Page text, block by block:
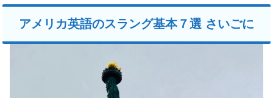
アメリカ英語のスラング基本７選 さいごに